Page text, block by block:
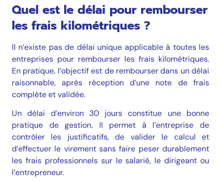
Quel est le délai pour rembourser
les frais kilométriques ?
Il n’existe pas de délai unique applicable à toutes les
entreprises pour rembourser les frais kilométriques.
En pratique, l’objectif est de rembourser dans un délai
raisonnable, après réception d’une note de frais
complète et validée.
Un délai d’environ 30 jours constitue une bonne
pratique de gestion. Il permet à l’entreprise de
contrôler les justificatifs, de valider le calcul et
d’effectuer le virement sans faire peser durablement
les frais professionnels sur le salarié, le dirigeant ou
l’entrepreneur.